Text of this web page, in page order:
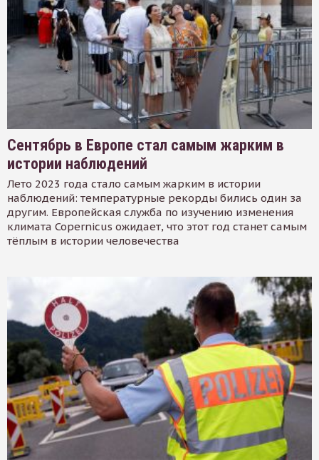
Сентябрь в Европе стал самым жарким в
истории наблюдений
Лето 2023 года стало самым жарким в истории
наблюдений: температурные рекорды бились один за
другим. Европейская служба по изучению изменения
климата Copernicus ожидает, что этот год станет самым
тёплым в истории человечества